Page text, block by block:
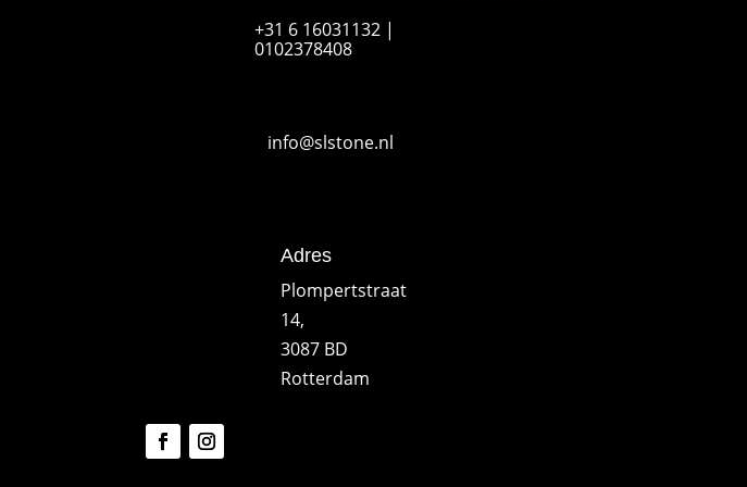
+31 6 16031132 |
0102378408
info@slstone.nl
Adres
Plompertstraat
14,
3087 BD
Rotterdam